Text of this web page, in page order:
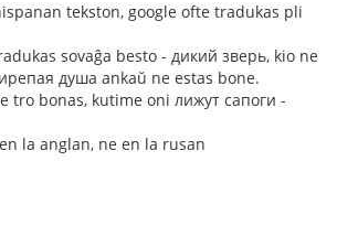
tekston, google ofte tradukas pli
sovaĝa besto - дикий зверь, kio ne
душа ankaŭ ne estas bone.
tro bonas, kutime oni лижут сапоги -
la anglan, ne en la rusan